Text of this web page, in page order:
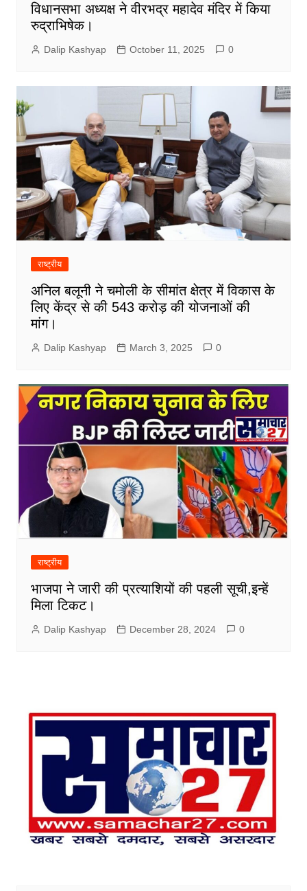
विधानसभा अध्यक्ष ने वीरभद्र महादेव मंदिर में किया
रुद्राभिषेक।
Dalip Kashyap October 11, 2025 0
राष्ट्रीय
अनिल बलूनी ने चमोली के सीमांत क्षेत्र में विकास के
लिए केंद्र से की 543 करोड़ की योजनाओं की
मांग।
Dalip Kashyap March 3, 2025 0
राष्ट्रीय
भाजपा ने जारी की प्रत्याशियों की पहली सूची,इन्हें
मिला टिकट।
Dalip Kashyap December 28, 2024 0